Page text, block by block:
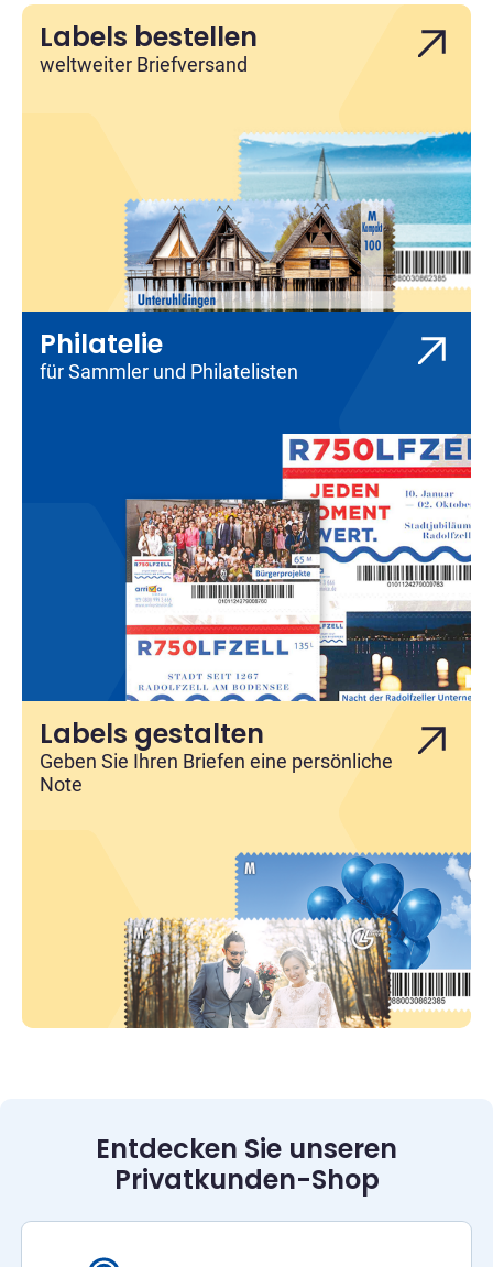
Labels bestellen
weltweiter Briefversand
Philatelie
für Sammler und Philatelisten
Labels gestalten
Geben Sie Ihren Briefen eine persönliche
Note
Entdecken Sie unseren
Privatkunden-Shop